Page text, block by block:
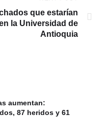
que estarían
la Universidad de
Antioquia
aumentan:
87 heridos y 61